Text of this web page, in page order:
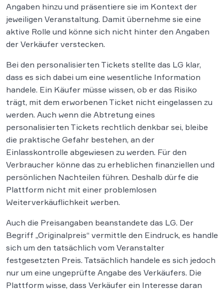
Angaben hinzu und präsentiere sie im Kontext der
jeweiligen Veranstaltung. Damit übernehme sie eine
aktive Rolle und könne sich nicht hinter den Angaben
der Verkäufer verstecken.
Bei den personalisierten Tickets stellte das LG klar,
dass es sich dabei um eine wesentliche Information
handele. Ein Käufer müsse wissen, ob er das Risiko
trägt, mit dem erworbenen Ticket nicht eingelassen zu
werden. Auch wenn die Abtretung eines
personalisierten Tickets rechtlich denkbar sei, bleibe
die praktische Gefahr bestehen, an der
Einlasskontrolle abgewiesen zu werden. Für den
Verbraucher könne das zu erheblichen finanziellen und
persönlichen Nachteilen führen. Deshalb dürfe die
Plattform nicht mit einer problemlosen
Weiterverkäuflichkeit werben.
Auch die Preisangaben beanstandete das LG. Der
Begriff „Originalpreis“ vermittle den Eindruck, es handle
sich um den tatsächlich vom Veranstalter
festgesetzten Preis. Tatsächlich handele es sich jedoch
nur um eine ungeprüfte Angabe des Verkäufers. Die
Plattform wisse, dass Verkäufer ein Interesse daran